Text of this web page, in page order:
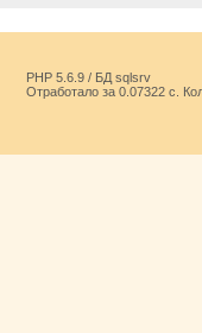
PHP 5.6.9 / БД sqlsrv
Отработало за 0.07322 с.